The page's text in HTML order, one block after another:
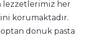
lezzetlerimiz her
korumaktadır.
donuk pasta